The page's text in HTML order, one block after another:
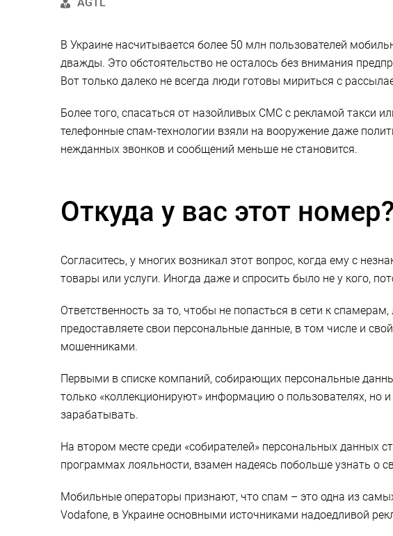
В Украине насчитывается более 50 млн пользователей
дважды. Это обстоятельство не осталось без внимания
Вот только далеко не всегда люди готовы мириться с
Более того, спасаться от назойливых СМС с рекламой такси
телефонные спам-технологии взяли на вооружение даже
нежданных звонков и сообщений меньше не становится.
Откуда у вас этот номер?
Согласитесь, у многих возникал этот вопрос, когда ему с
товары или услуги. Иногда даже и спросить было не у кого,
Ответственность за то, чтобы не попасться в сети к
предоставляете свои персональные данные, в том числе и
мошенниками.
Первыми в списке компаний, собирающих персональные
только «коллекционируют» информацию о пользователях,
зарабатывать.
На втором месте среди «собирателей» персональных данных
программах лояльности, взамен надеясь побольше узнать о
Мобильные операторы признают, что спам – это одна из
Vodafone, в Украине основными источниками надоедливой